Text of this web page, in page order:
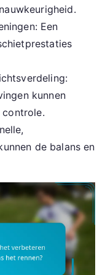
Een
kunnen
controle.
de balans en